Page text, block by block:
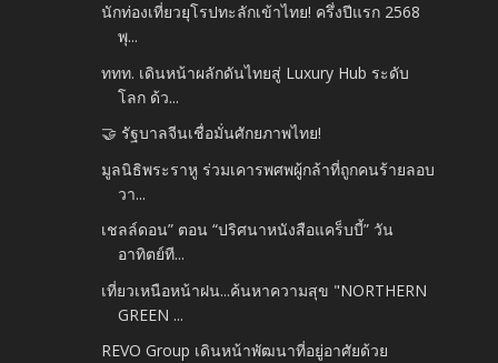
นักท่องเที่ยวยุโรปทะลักเข้าไทย! ครึ่งปีแรก 2568
พุ...
ททท. เดินหน้าผลักดันไทยสู่ Luxury Hub ระดับ
โลก ด้ว...
🤝 รัฐบาลจีนเชื่อมั่นศักยภาพไทย!
มูลนิธิพระราหู ร่วมเคารพศพผู้กล้าที่ถูกคนร้ายลอบ
วา...
เชลล์ดอน” ตอน “ปริศนาหนังสือแคร็บบี้” วัน
อาทิตย์ที...
เที่ยวเหนือหน้าฝน...ค้นหาความสุข "NORTHERN
GREEN ...
REVO Group เดินหน้าพัฒนาที่อยู่อาศัยด้วย